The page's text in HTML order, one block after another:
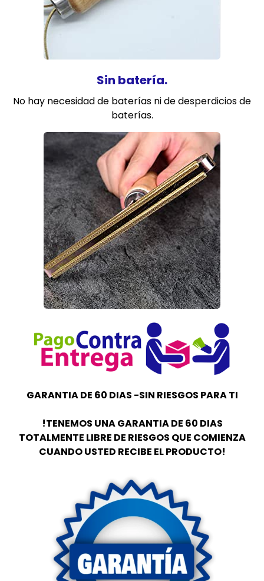
Sin batería.
No hay necesidad de baterías ni de desperdicios de
baterías.
GARANTIA DE 60 DIAS -SIN RIESGOS PARA TI
!TENEMOS UNA GARANTIA DE 60 DIAS
TOTALMENTE LIBRE DE RIESGOS QUE COMIENZA
CUANDO USTED RECIBE EL PRODUCTO!